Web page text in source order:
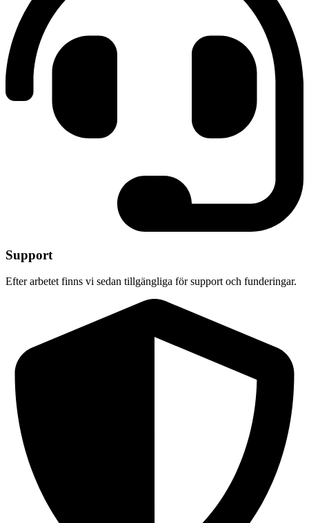
Support
Efter arbetet finns vi sedan tillgängliga för support och funderingar.